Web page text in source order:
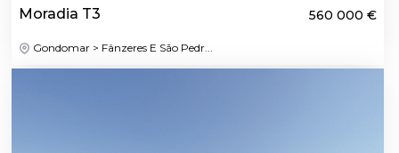
Moradia T3 560 000 €
Gondomar > Fânzeres E São Pedr...